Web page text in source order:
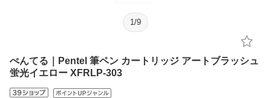
1 /9
ぺんてる｜Pentel 筆ペン カートリッジ アートブラッシュ
蛍光イエロー XFRLP-303